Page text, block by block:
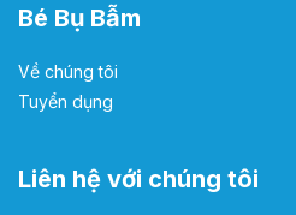
Bé Bụ Bẫm
Về chúng tôi
Tuyển dụng
Liên hệ với chúng tôi